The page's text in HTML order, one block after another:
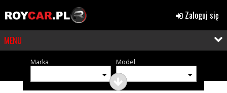
Zaloguj się
MENU
Marka Model